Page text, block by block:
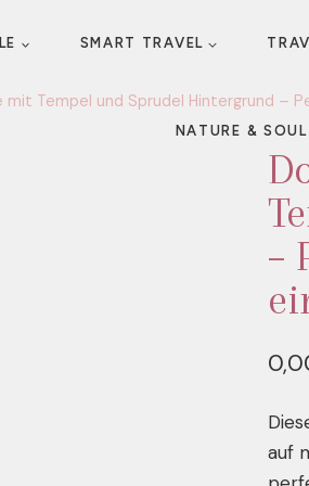
SMART TRAVEL
NATURE & SOUL
mit Tempel und Sprudel Hintergrund –
–
auf